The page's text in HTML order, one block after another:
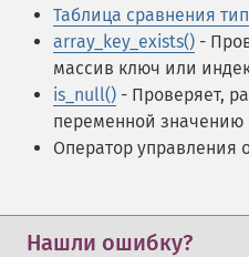
Таблица сравнения
array_key_exists() -
массив ключ или
is_null() - Проверяет,
переменной значению
Оператор управления
Нашли ошибку?